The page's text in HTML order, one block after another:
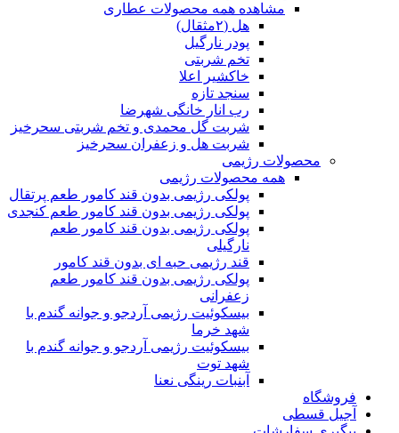
مشاهده همه محصولات عطاری
هل (۲مثقال)
پودر نارگیل
تخم شربتی
خاکشیر اعلا
سنجد تازه
رب انار خانگی شهرضا
شربت گل محمدی و تخم شربتی سحرخیز
شربت هل و زعفران سحرخیز
محصولات رژیمی
همه محصولات رژیمی
پولکی رژیمی بدون قند کامور طعم پرتقال
پولکی رژیمی بدون قند کامور طعم کنجدی
پولکی رژیمی بدون قند کامور طعم
نارگیلی
قند رژیمی حبه ای بدون قند کامور
پولکی رژیمی بدون قند کامور طعم
زعفرانی
بيسکوئيت رژیمی آردجو و جوانه گندم با
شهد خرما
بيسکوئيت رژیمی آردجو و جوانه گندم با
شهد توت
آبنبات رینگی نعنا
فروشگاه
آجیل قسطی